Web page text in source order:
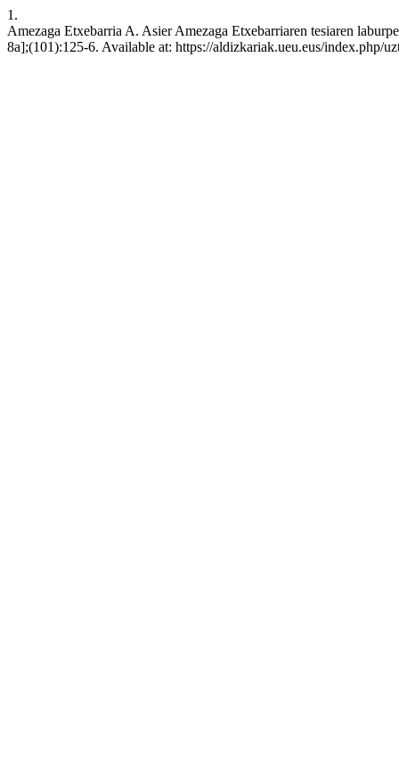
1.
Amezaga Etxebarria A. Asier Amezaga Etxebarriaren tesiaren
8a];(101):125-6. Available at: https://aldizkariak.ueu.eus/index.php/